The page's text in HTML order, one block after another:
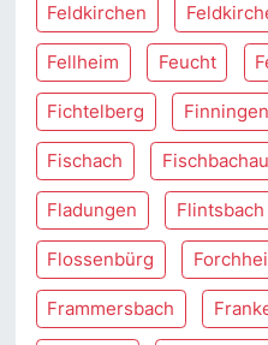
Feldkirchen
Fellheim Feucht
Fichtelberg Finningen
Fischach Fischbachau
Fladungen Flintsbach
Flossenbürg
Frammersbach